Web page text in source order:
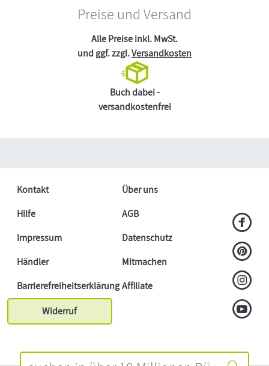
Preise und Versand
Alle Preise inkl. MwSt.
und ggf. zzgl.Versandkosten
Buch dabei -
versandkostenfrei
Kontakt
Über uns
Hilfe
AGB
Impressum
Datenschutz
Händler
Mitmachen
BarrierefreiheitserklärungAffiliate
Widerruf